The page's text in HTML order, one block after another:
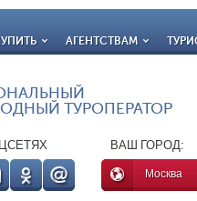
АГЕНТСТВАМ
ТУРОПЕРАТОР
ВАШ ГОРОД:
Москва